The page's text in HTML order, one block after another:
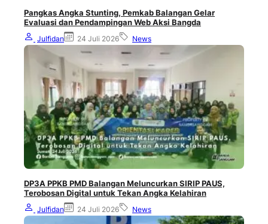
Pangkas Angka Stunting, Pemkab Balangan Gelar
Evaluasi dan Pendampingan Web Aksi Bangda
Julfidan 24 Juli 2026 News
DP3A PPKB PMD Balangan Meluncurkan SIRIP PAUS,
Terobosan Digital untuk Tekan Angka Kelahiran
Julfidan 24 Juli 2026 News